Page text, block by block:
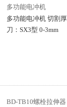
多功能电冲机
多功能电冲机 切割
刀：SX3型 0-3mm
BD-TB10螺栓拉伸